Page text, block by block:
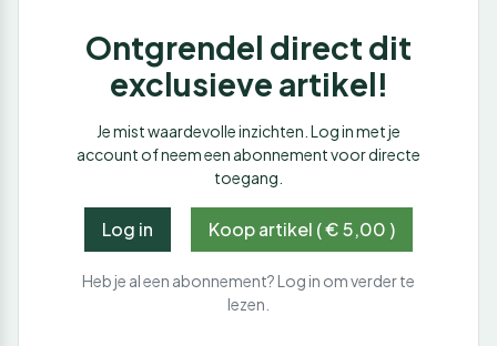
Ontgrendel direct dit
exclusieve artikel!
Je mist waardevolle inzichten. Log in met je
account of neem een abonnement voor directe
toegang.
Log in Koop artikel ( € 5,00 )
Heb je al een abonnement? Log in om verder te
lezen.